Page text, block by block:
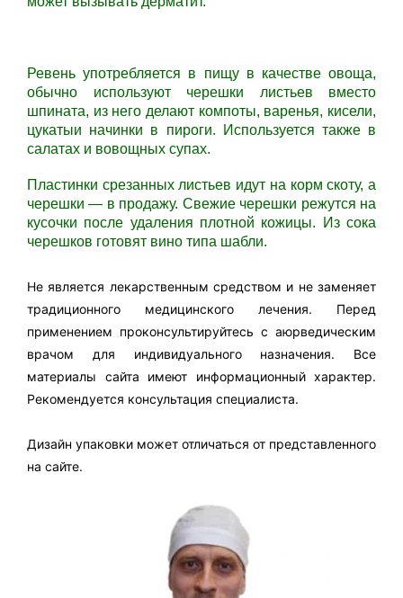
Ревень употребляется в пищу в качестве овоща,
обычно используют черешки листьев вместо
шпината, из него делают компоты, варенья, кисели,
цукатыи начинки в пироги. Используется также в
салатах и вовощных супах.
Пластинки срезанных листьев идут на корм скоту, а
черешки — в продажу. Свежие черешки режутся на
кусочки после удаления плотной кожицы. Из сока
черешков готовят вино типа шабли.
Не является лекарственным средством и не заменяет
традиционного медицинского лечения. Перед
применением проконсультируйтесь с аюрведическим
врачом для индивидуального назначения. Все
материалы сайта имеют информационный характер.
Рекомендуется консультация специалиста.
Дизайн упаковки может отличаться от представленного
на сайте.